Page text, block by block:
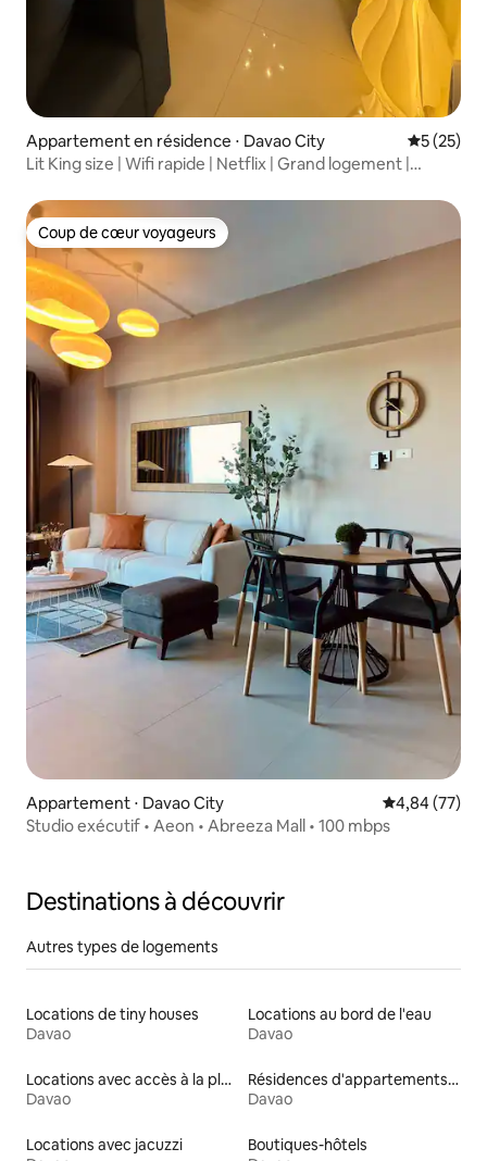
Appartement en résidence ⋅ Davao City
5 (25)
Lit King size | Wifi rapide | Netflix | Grand logement |
Coup de cœur voyageurs
Coup de cœur voyageurs
Appartement ⋅ Davao City Évaluation
4,84 (77)
Studio exécutif • Aeon • Abreeza Mall • 100 mbps
Destinations à découvrir
Autres types de logements
Locations de tiny houses
Davao
Locations au bord de l'eau
Davao
Locations avec accès à la plage
Davao
Résidences d'appartements en location
Davao
Locations avec jacuzzi
Boutiques-hôtels